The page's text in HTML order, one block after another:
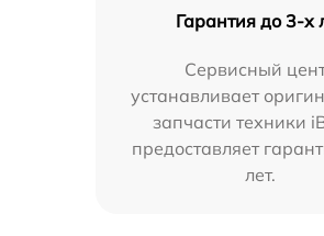
Гарантия до 3-х
Сервисный
устанавливает
запчасти техники
предоставляет
лет.